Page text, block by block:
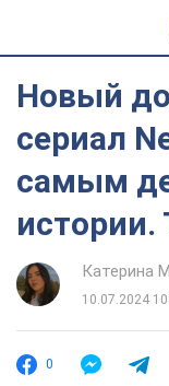
Новый
сериал
самым
истории.
Катерина
10.07.2024
0